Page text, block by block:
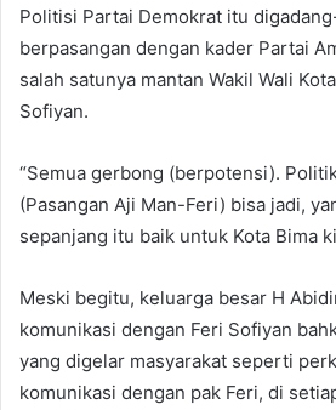
Politisi Partai Demokrat itu
berpasangan dengan kader Partai
salah satunya mantan Wakil Wali
Sofiyan.
“Semua gerbong (berpotensi).
(Pasangan Aji Man-Feri) bisa jadi,
sepanjang itu baik untuk Kota Bima
Meski begitu, keluarga besar H
komunikasi dengan Feri Sofiyan
yang digelar masyarakat seperti
komunikasi dengan pak Feri, di